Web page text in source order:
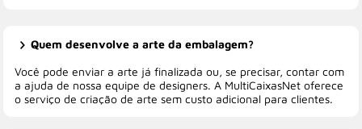
Quem desenvolve a arte da embalagem?
Você pode enviar a arte já finalizada ou, se precisar, contar com
a ajuda de nossa equipe de designers. A MultiCaixasNet oferece
o serviço de criação de arte sem custo adicional para clientes.